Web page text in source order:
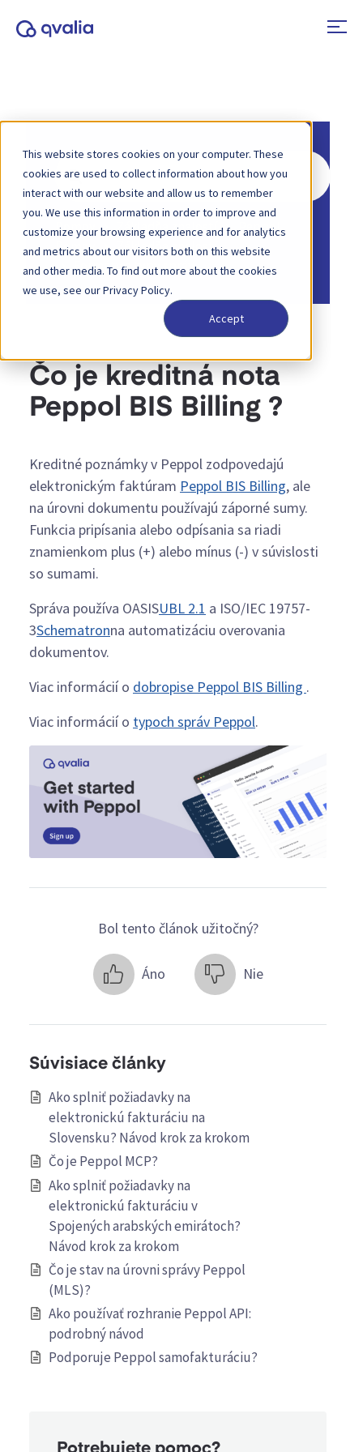
This website stores cookies on your computer. These
cookies are used to collect information about how you
interact with our website and allow us to remember
you. We use this information in order to improve and
customize your browsing experience and for analytics
and metrics about our visitors both on this website
and other media. To find out more about the cookies
we use, see our Privacy Policy.
Accept
Hľadať
Domov Základňa znalostí
Peppol
Domov
Základňa znalostí
Formáty a typy správ
Čo je kreditná nota
Peppol BIS Billing ?
Kreditné poznámky v Peppol zodpovedajú
elektronickým faktúram Peppol BIS Billing, ale
na úrovni dokumentu používajú záporné sumy.
Funkcia pripísania alebo odpísania sa riadi
znamienkom plus (+) alebo mínus (-) v súvislosti
so sumami.
Správa používa OASISUBL 2.1 a ISO/IEC 19757-
3Schematronna automatizáciu overovania
dokumentov.
Viac informácií o dobropise Peppol BIS Billing .
Viac informácií o typoch správ Peppol.
Bol tento článok užitočný?
Áno Nie
Súvisiace články
Ako splniť požiadavky na
elektronickú fakturáciu na
Slovensku? Návod krok za krokom
Čo je Peppol MCP?
Ako splniť požiadavky na
elektronickú fakturáciu v
Spojených arabských emirátoch?
Návod krok za krokom
Čo je stav na úrovni správy Peppol
(MLS)?
Ako používať rozhranie Peppol API:
podrobný návod
Podporuje Peppol samofakturáciu?